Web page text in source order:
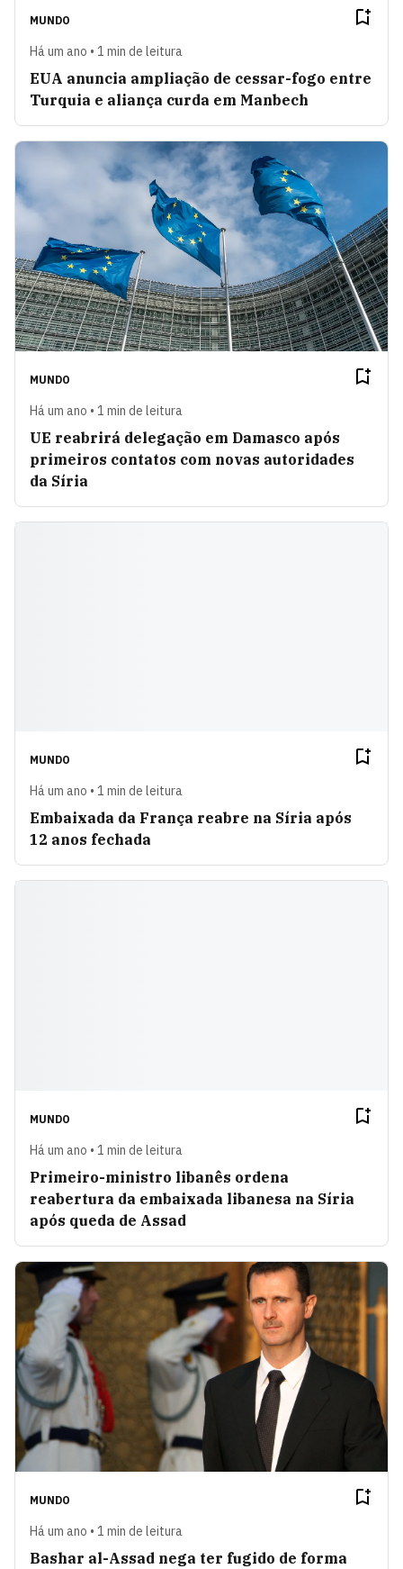
MUNDO
Há um ano • 1 min de leitura
EUA anuncia ampliação de cessar-fogo entre
Turquia e aliança curda em Manbech
MUNDO
Há um ano • 1 min de leitura
UE reabrirá delegação em Damasco após
primeiros contatos com novas autoridades
da Síria
MUNDO
Há um ano • 1 min de leitura
Embaixada da França reabre na Síria após
12 anos fechada
MUNDO
Há um ano • 1 min de leitura
Primeiro-ministro libanês ordena
reabertura da embaixada libanesa na Síria
após queda de Assad
MUNDO
Há um ano • 1 min de leitura
Bashar al-Assad nega ter fugido de forma